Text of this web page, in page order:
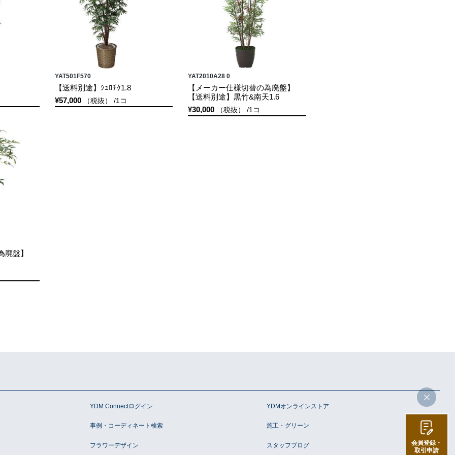
YAT501F570
【送料別途】ｼｭﾛﾁｸ1.8
¥57,000（税抜） /1コ
YAT2010A28 0
【メーカー仕様切替の為廃盤】
【送料別途】黒竹&南天1.6
¥30,000 （税抜） /1コ
盤】
会員登録・
取引申請
YDM Connectログイン YDMオンラインストア
事例・コーディネート検索 施工・グリーン
フラワーデザイン スタッフブログ